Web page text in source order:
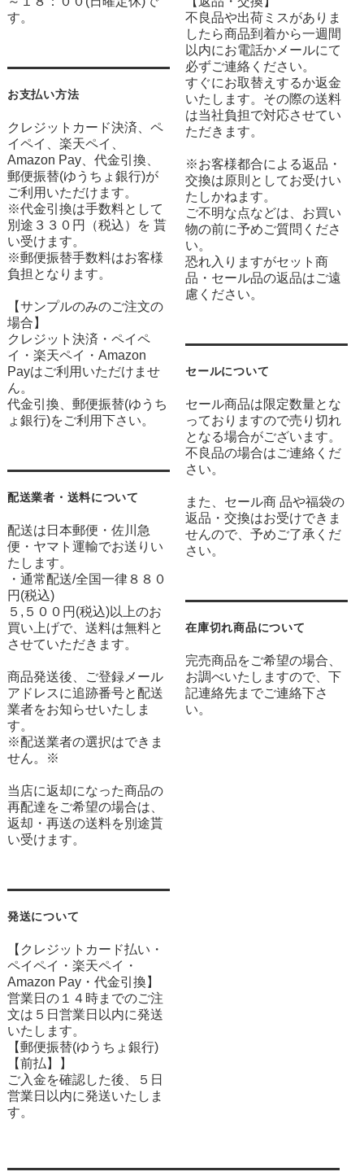
す。
お支払い方法
クレジットカード決済、ペ
イペイ、楽天ペイ、
Amazon Pay、代金引換、
郵便振替(ゆうちょ銀行)が
ご利用いただけます。
※代金引換は手数料として
別途３３０円（税込）を 貰
い受けます。
※郵便振替手数料はお客様
負担となります。
【サンプルのみのご注文の
場合】
クレジット決済・ペイペ
イ・楽天ペイ・Amazon
Payはご利用いただけませ
ん。
代金引換、郵便振替(ゆうち
ょ銀行)をご利用下さい。
配送業者・送料について
配送は日本郵便・佐川急
便・ヤマト運輸でお送りい
たします。
・通常配送/全国一律８８０
円(税込)
５,５００円(税込)以上のお
買い上げで、送料は無料と
させていただきます。
商品発送後、ご登録メール
アドレスに追跡番号と配送
業者をお知らせいたしま
す。
※配送業者の選択はできま
せん。※
当店に返却になった商品の
再配達をご希望の場合は、
返却・再送の送料を別途貰
い受けます。
発送について
【クレジットカード払い・
ペイペイ・楽天ペイ・
Amazon Pay・ 代金引換】
営業日の１４時までのご注
文は５日営業日以内に発送
いたします。
【郵便振替(ゆうちょ銀行)
【前払】】
ご入金を確認した後、５日
営業日以内に発送いたしま
す。
不良品や出荷ミスがありま
したら商品到着から一週間
以内にお電話かメールにて
必ずご連絡ください。
すぐにお取替えするか返金
いたします。その際の送料
は当社負担で対応させてい
ただきます。
※お客様都合による返品・
交換は原則としてお受けい
たしかねます。
ご不明な点などは、お買い
物の前に予めご質問くださ
い。
恐れ入りますがセット商
品・セール品の返品はご遠
慮ください。
セールについて
セール商品は限定数量とな
っておりますので売り切れ
となる場合がございます。
不良品の場合はご連絡くだ
さい。
また、セール商 品や福袋の
返品・交換はお受けできま
せんので、予めご了承くだ
さい。
在庫切れ商品について
完売商品をご希望の場合、
お調べいたしますので、下
記連絡先までご連絡下さ
い。